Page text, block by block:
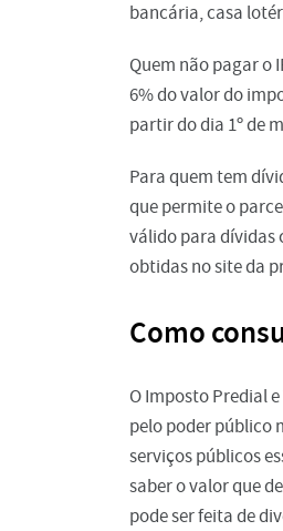
bancária, casa
Quem não pagar o
6% do valor do
partir do dia 1º de
Para quem tem
que permite o
válido para dívidas
obtidas no site da
Como
O Imposto Predial
pelo poder público
serviços públicos
saber o valor que
pode ser feita de